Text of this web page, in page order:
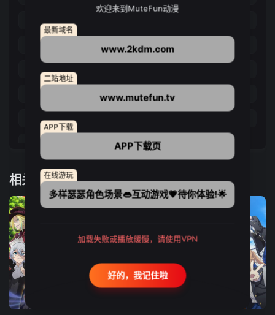
第31集
第38集 第39集
相关推荐
欢迎来到MuteFun动漫
最新域名
www.2kdm.com
二站地址
www.mutefun.tv
APP下载
APP下载页
在线游玩
多样瑟瑟角色场景👄互动游戏💗待你体验!🌟
加载失败或播放缓慢，请使用VPN
好的，我记住啦